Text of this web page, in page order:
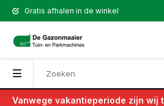
Gratis afhalen in de winkel
Vanwege vakantieperiode zijn wij